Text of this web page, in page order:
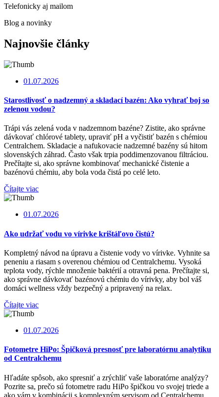
Telefonicky aj mailom
Blog a novinky
Najnovšie články
01.07.2026
Starostlivosť o nadzemný a skladací bazén: Ako vyhrať boj so
zelenou vodou?
Trápi vás zelená voda v nadzemnom bazéne? Zistite, ako správne
dávkovať chlórové tablety, upraviť pH a vyčistiť bazén s chémiou
Centralchem. Skladacie a nafukovacie nadzemné bazény sú hitom
slovenských záhrad. Často však trpia poddimenzovanou filtráciou.
Prečítajte si, ako správne kombinovať mechanické čistenie a
bazénovú chémiu, aby bola voda čistá po celé leto.
Čítajte viac
01.07.2026
Ako udržať vodu vo vírivke krištáľovo čistú?
Kompletný návod na úpravu a čistenie vody vo vírivke. Vyhnite sa
peneniu a riasam s overenou chémiou od Centralchemu. Vysoká
teplota vody, rýchle množenie baktérií a otravná pena. Prečítajte si,
ako správne dávkovať bazénovú chémiu do vírivky, aby bol váš
domáci wellness vždy bezpečný a pripravený na relax.
Čítajte viac
01.07.2026
Fotometre HiPo: Špičková presnosť pre laboratórnu analytiku
od Centralchemu
Hľadáte spôsob, ako spresniť a zrýchliť vaše laboratórne analýzy?
Pozrite sa, prečo sú fotometre radu HiPo špičkou vo svojej triede a
ako vám v kombinácii s komplexným servisom od Centralchemu